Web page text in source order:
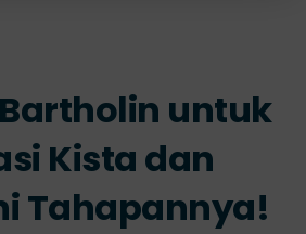
Layanan Kami
Info Klinik
untuk
Kista dan
Tahapannya!